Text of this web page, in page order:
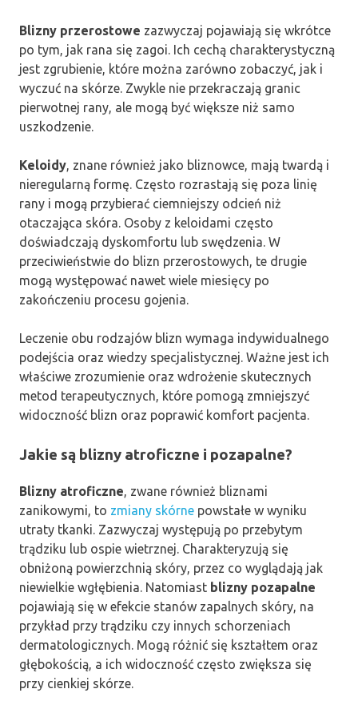
Blizny przerostowe zazwyczaj pojawiają się wkrótce
po tym, jak rana się zagoi. Ich cechą charakterystyczną
jest zgrubienie, które można zarówno zobaczyć, jak i
wyczuć na skórze. Zwykle nie przekraczają granic
pierwotnej rany, ale mogą być większe niż samo
uszkodzenie.
Keloidy, znane również jako bliznowce, mają twardą i
nieregularną formę. Często rozrastają się poza linię
rany i mogą przybierać ciemniejszy odcień niż
otaczająca skóra. Osoby z keloidami często
doświadczają dyskomfortu lub swędzenia. W
przeciwieństwie do blizn przerostowych, te drugie
mogą występować nawet wiele miesięcy po
zakończeniu procesu gojenia.
Leczenie obu rodzajów blizn wymaga indywidualnego
podejścia oraz wiedzy specjalistycznej. Ważne jest ich
właściwe zrozumienie oraz wdrożenie skutecznych
metod terapeutycznych, które pomogą zmniejszyć
widoczność blizn oraz poprawić komfort pacjenta.
Jakie są blizny atroficzne i pozapalne?
Blizny atroficzne, zwane również bliznami
zanikowymi, to zmiany skórne powstałe w wyniku
utraty tkanki. Zazwyczaj występują po przebytym
trądziku lub ospie wietrznej. Charakteryzują się
obniżoną powierzchnią skóry, przez co wyglądają jak
niewielkie wgłębienia. Natomiast blizny pozapalne
pojawiają się w efekcie stanów zapalnych skóry, na
przykład przy trądziku czy innych schorzeniach
dermatologicznych. Mogą różnić się kształtem oraz
głębokością, a ich widoczność często zwiększa się
przy cienkiej skórze.